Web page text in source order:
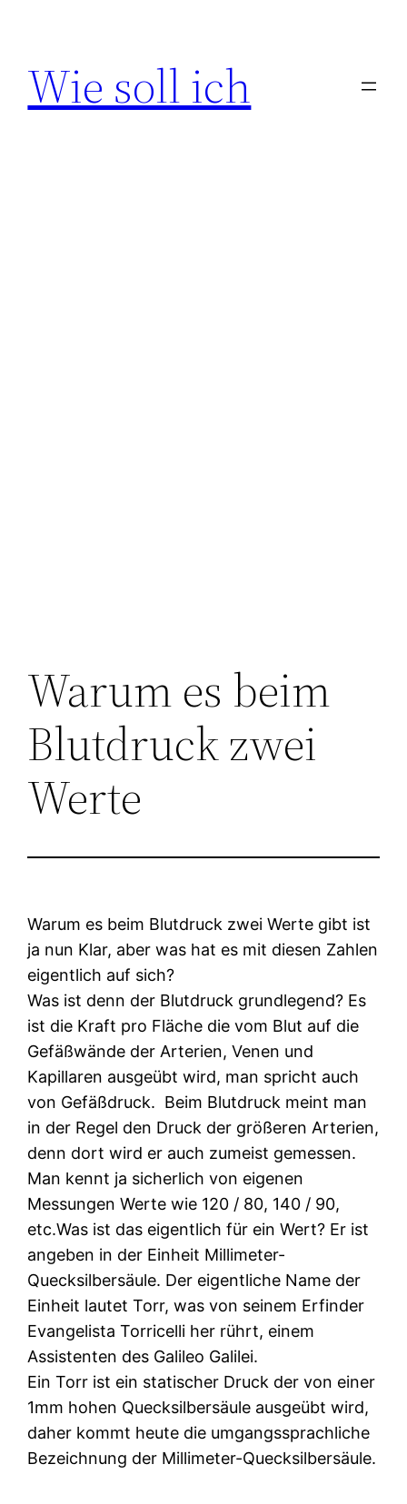
springen
Wie soll ich
Warum es beim
Blutdruck zwei
Werte
Warum es beim Blutdruck zwei Werte gibt ist
ja nun Klar, aber was hat es mit diesen Zahlen
eigentlich auf sich?
Was ist denn der Blutdruck grundlegend? Es
ist die Kraft pro Fläche die vom Blut auf die
Gefäßwände der Arterien, Venen und
Kapillaren ausgeübt wird, man spricht auch
von Gefäßdruck. Beim Blutdruck meint man
in der Regel den Druck der größeren Arterien,
denn dort wird er auch zumeist gemessen.
Man kennt ja sicherlich von eigenen
Messungen Werte wie 120 / 80, 140 / 90,
etc.Was ist das eigentlich für ein Wert? Er ist
angeben in der Einheit Millimeter-
Quecksilbersäule. Der eigentliche Name der
Einheit lautet Torr, was von seinem Erfinder
Evangelista Torricelli her rührt, einem
Assistenten des Galileo Galilei.
Ein Torr ist ein statischer Druck der von einer
1mm hohen Quecksilbersäule ausgeübt wird,
daher kommt heute die umgangssprachliche
Bezeichnung der Millimeter-Quecksilbersäule.